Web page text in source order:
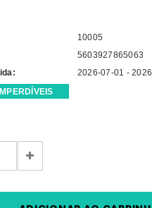
10005
5603927865063
2026-07-01 -
INCREASE
QUANTITY: